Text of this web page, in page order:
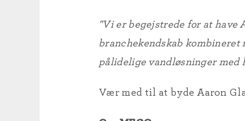
"Vi er begejstrede for at have
branchekendskab kombineret
pålidelige vandløsninger med
Vær med til at byde Aaron